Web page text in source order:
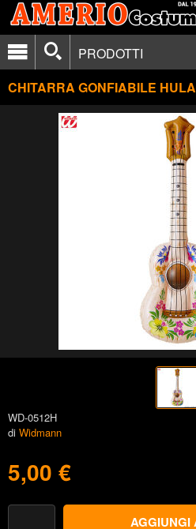
PRODOTTI
CHITARRA GONFIABILE HULA
WD-0512H
di Widmann
5,00 €